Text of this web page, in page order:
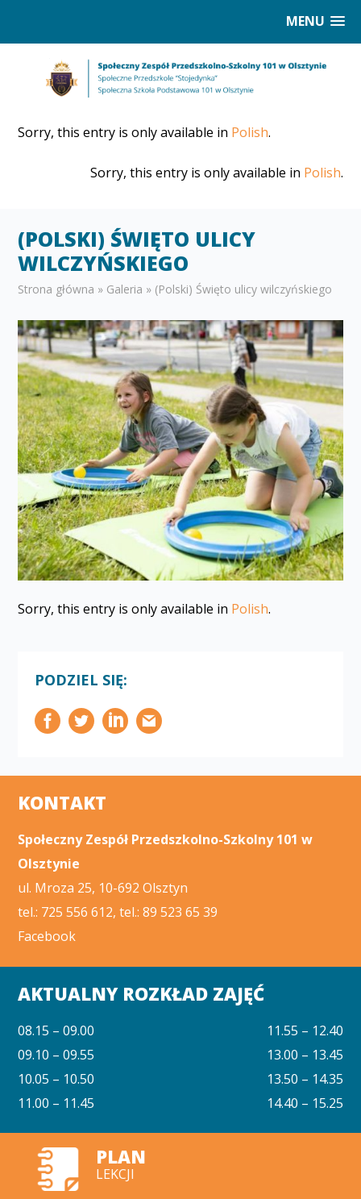
MENU
Sorry, this entry is only available in Polish.
Sorry, this entry is only available in Polish.
(POLSKI) ŚWIĘTO ULICY
WILCZYŃSKIEGO
Strona główna » Galeria » (Polski) Święto ulicy wilczyńskiego
Sorry, this entry is only available in Polish.
PODZIEL SIĘ:
KONTAKT
Społeczny Zespół Przedszkolno-Szkolny 101 w
Olsztynie
ul. Mroza 25, 10-692 Olsztyn
tel.: 725 556 612, tel.: 89 523 65 39
Facebook
AKTUALNY ROZKŁAD ZAJĘĆ
08.15 – 09.00
09.10 – 09.55
10.05 – 10.50
11.00 – 11.45
11.55 – 12.40
13.00 – 13.45
13.50 – 14.35
14.40 – 15.25
PLAN
LEKCJI